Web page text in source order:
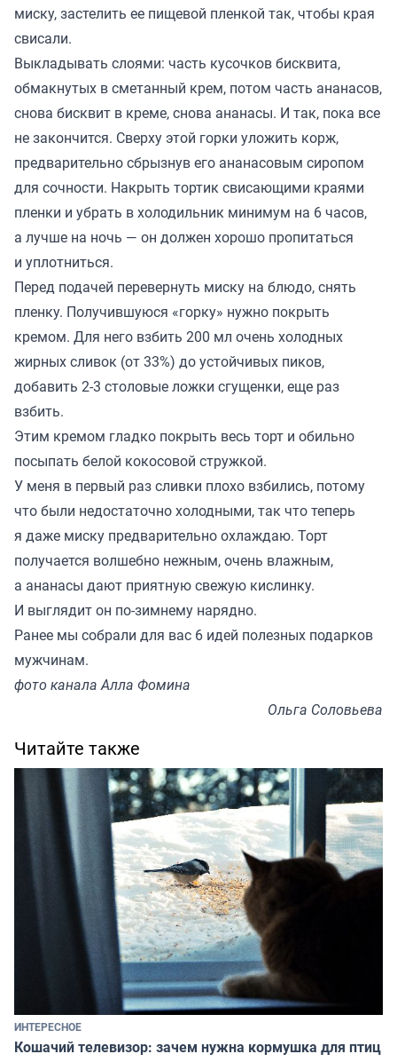
миску, застелить ее пищевой пленкой так, чтобы края
свисали.
Выкладывать слоями: часть кусочков бисквита,
обмакнутых в сметанный крем, потом часть ананасов,
снова бисквит в креме, снова ананасы. И так, пока все
не закончится. Сверху этой горки уложить корж,
предварительно сбрызнув его ананасовым сиропом
для сочности. Накрыть тортик свисающими краями
пленки и убрать в холодильник минимум на 6 часов,
а лучше на ночь — он должен хорошо пропитаться
и уплотниться.
Перед подачей перевернуть миску на блюдо, снять
пленку. Получившуюся «горку» нужно покрыть
кремом. Для него взбить 200 мл очень холодных
жирных сливок (от 33%) до устойчивых пиков,
добавить 2-3 столовые ложки сгущенки, еще раз
взбить.
Этим кремом гладко покрыть весь торт и обильно
посыпать белой кокосовой стружкой.
У меня в первый раз сливки плохо взбились, потому
что были недостаточно холодными, так что теперь
я даже миску предварительно охлаждаю. Торт
получается волшебно нежным, очень влажным,
а ананасы дают приятную свежую кислинку.
И выглядит он по-зимнему нарядно.
Ранее мы собрали для вас 6 идей полезных подарков
мужчинам.
фото канала Алла Фомина
Ольга Соловьева
Читайте также
ИНТЕРЕСНОЕ
Кошачий телевизор: зачем нужна кормушка для птиц